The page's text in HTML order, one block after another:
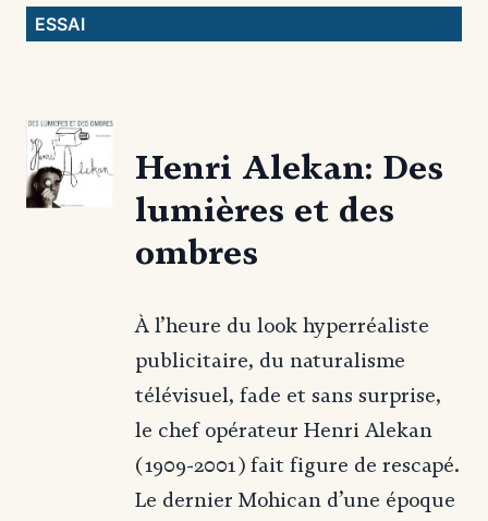
ESSAI
Henri Alekan: Des
lumières et des
ombres
À l’heure du look hyperréaliste
publicitaire, du naturalisme
télévisuel, fade et sans surprise,
le chef opérateur Henri Alekan
(1909-2001) fait figure de rescapé.
Le dernier Mohican d’une époque